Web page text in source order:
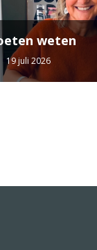
weten
19 juli 2026